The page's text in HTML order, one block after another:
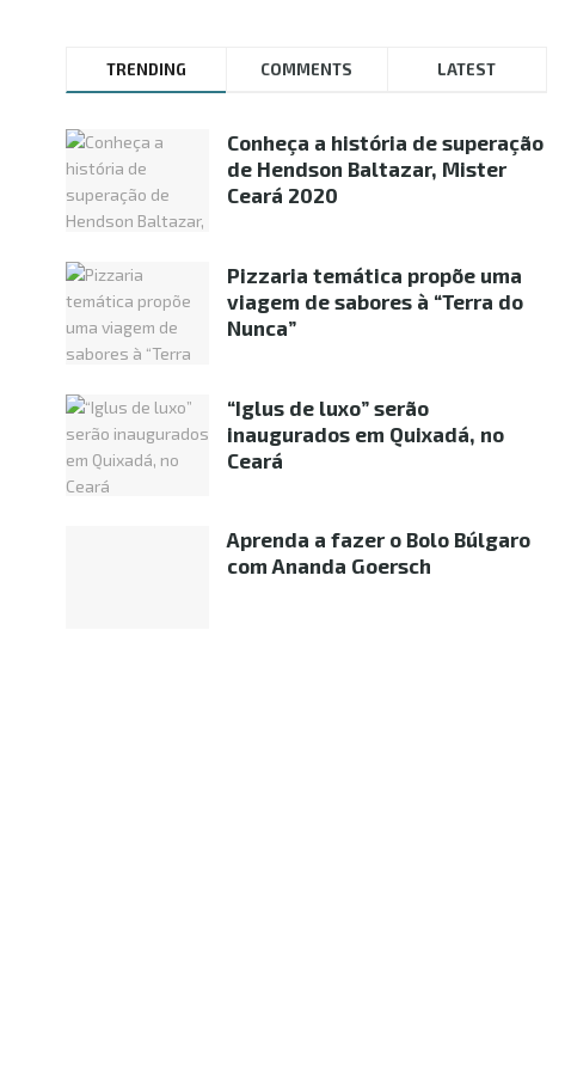
TRENDING COMMENTS LATEST
Conheça a história de superação
de Hendson Baltazar, Mister
Ceará 2020
Pizzaria temática propõe uma
viagem de sabores à “Terra do
Nunca”
“Iglus de luxo” serão
inaugurados em Quixadá, no
Ceará
Aprenda a fazer o Bolo Búlgaro
com Ananda Goersch